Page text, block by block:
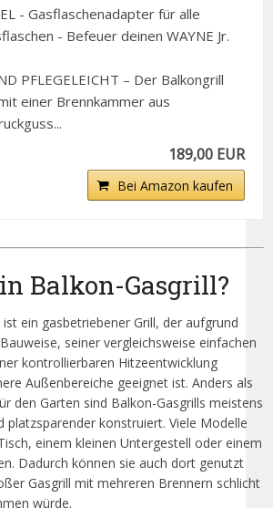
- Gasflaschenadapter für alle
- Befeuer deinen WAYNE Jr.
PFLEGELEICHT – Der Balkongrill
einer Brennkammer aus
189,00 EUR
Bei Amazon kaufen
Balkon-Gasgrill?
ist ein gasbetriebener Grill, der aufgrund
seiner vergleichsweise einfachen
kontrollierbaren Hitzeentwicklung
Außenbereiche geeignet ist. Anders als
den Garten sind Balkon-Gasgrills meistens
platzsparender konstruiert. Viele Modelle
einem kleinen Untergestell oder einem
Dadurch können sie auch dort genutzt
Gasgrill mit mehreren Brennern schlicht
würde.